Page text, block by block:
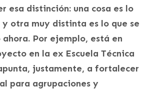
esa distinción: una cosa es lo
y otra muy distinta es lo que se
Por ejemplo, está en
en la ex Escuela Técnica
justamente, a fortalecer
para agrupaciones y